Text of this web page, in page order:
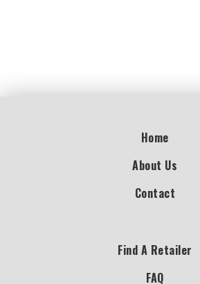
Home
About Us
Contact
Find A Retailer
FAQ